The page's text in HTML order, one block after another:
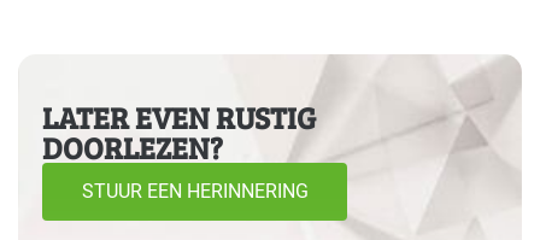
LATER EVEN RUSTIG
DOORLEZEN?
STUUR EEN HERINNERING